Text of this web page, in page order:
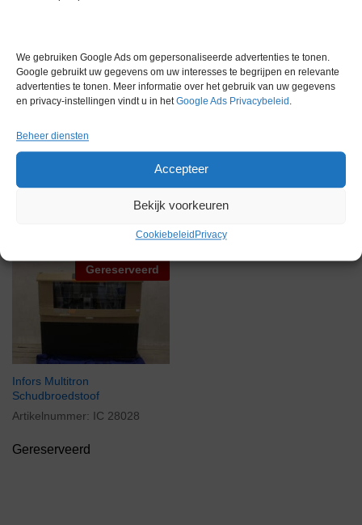
We gebruiken Google Ads om gepersonaliseerde advertenties te tonen.
Google gebruikt uw gegevens om uw interesses te begrijpen en relevante
advertenties te tonen. Meer informatie over het gebruik van uw gegevens
en privacy-instellingen vindt u in hetGoogle Ads Privacybeleid .
Beheer diensten
Accepteer
Bekijk voorkeuren
Cookiebeleid Privacy
Conditie Gebruikt
Gereserveerd
Infors Multitron
Schudbroedstoof
Artikelnummer: IC 28028
Gereserveerd